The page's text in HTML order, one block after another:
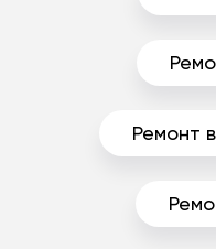
Ремонт